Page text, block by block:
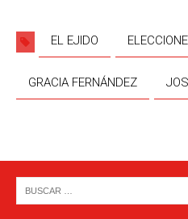
EL EJIDO
GRACIA FERNÁNDEZ